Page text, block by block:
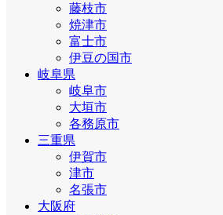
藤枝市
焼津市
富士市
伊豆の国市
岐阜県
岐阜市
大垣市
各務原市
三重県
伊賀市
津市
名張市
大阪府